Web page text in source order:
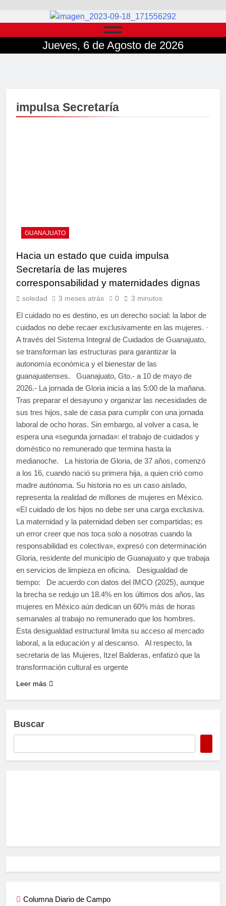
Jueves, 6 de Agosto de 2026
impulsa Secretaría
GUANAJUATO
Hacia un estado que cuida impulsa
Secretaría de las mujeres
corresponsabilidad y maternidades dignas
soledad 3 meses atrás 0 3 minutos
El cuidado no es destino, es un derecho social: la labor de
cuidados no debe recaer exclusivamente en las mujeres. ·
A través del Sistema Integral de Cuidados de Guanajuato,
se transforman las estructuras para garantizar la
autonomía económica y el bienestar de las
guanajuatenses. Guanajuato, Gto.- a 10 de mayo de
2026.- La jornada de Gloria inicia a las 5:00 de la mañana.
Tras preparar el desayuno y organizar las necesidades de
sus tres hijos, sale de casa para cumplir con una jornada
laboral de ocho horas. Sin embargo, al volver a casa, le
espera una «segunda jornada»: el trabajo de cuidados y
doméstico no remunerado que termina hasta la
medianoche. La historia de Gloria, de 37 años, comenzó
a los 16, cuando nació su primera hija, a quien crió como
madre autónoma. Su historia no es un caso aislado,
representa la realidad de millones de mujeres en México.
«El cuidado de los hijos no debe ser una carga exclusiva.
La maternidad y la paternidad deben ser compartidas; es
un error creer que nos toca solo a nosotras cuando la
responsabilidad es colectiva», expresó con determinación
Gloria, residente del municipio de Guanajuato y que trabaja
en servicios de limpieza en oficina. Desigualdad de
tiempo: De acuerdo con datos del IMCO (2025), aunque
la brecha se redujo un 18.4% en los últimos dos años, las
mujeres en México aún dedican un 60% más de horas
semanales al trabajo no remunerado que los hombres.
Esta desigualdad estructural limita su acceso al mercado
laboral, a la educación y al descanso. Al respecto, la
secretaria de las Mujeres, Itzel Balderas, enfatizó que la
transformación cultural es urgente
Leer más
Buscar
Columna Diario de Campo